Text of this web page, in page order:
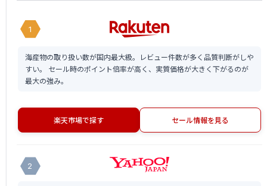
1
海産物の取り扱い数が国内最大級。レビュー件数が多く品質判断がしや
すい。 セール時のポイント倍率が高く、実質価格が大きく下がるのが
最大の強み。
楽天市場で探す セール情報を見る
2